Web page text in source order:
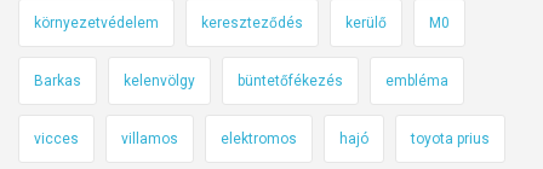
környezetvédelem kereszteződés kerülő M0
Barkas kelenvölgy büntetőfékezés embléma
vicces villamos elektromos hajó toyota prius